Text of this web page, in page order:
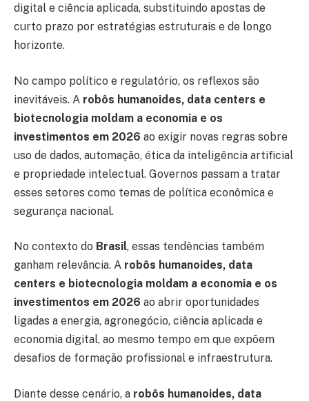
digital e ciência aplicada, substituindo apostas de
curto prazo por estratégias estruturais e de longo
horizonte.
No campo político e regulatório, os reflexos são
inevitáveis. A robôs humanoides, data centers e
biotecnologia moldam a economia e os
investimentos em 2026 ao exigir novas regras sobre
uso de dados, automação, ética da inteligência artificial
e propriedade intelectual. Governos passam a tratar
esses setores como temas de política econômica e
segurança nacional.
No contexto do Brasil, essas tendências também
ganham relevância. A robôs humanoides, data
centers e biotecnologia moldam a economia e os
investimentos em 2026 ao abrir oportunidades
ligadas a energia, agronegócio, ciência aplicada e
economia digital, ao mesmo tempo em que expõem
desafios de formação profissional e infraestrutura.
Diante desse cenário, a robôs humanoides, data